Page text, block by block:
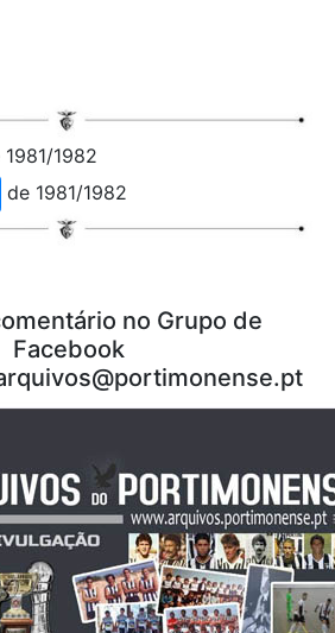
1981/1982
de 1981/1982
no Grupo de
Facebook